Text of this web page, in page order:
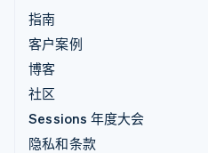
指南
客户案例
博客
社区
Sessions 年度大会
隐私和条款